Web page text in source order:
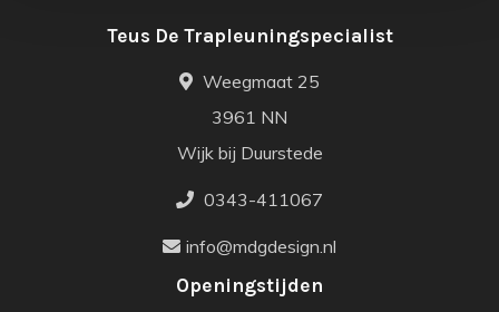
Teus De Trapleuningspecialist
Weegmaat 25
3961 NN
Wijk bij Duurstede
0343-411067
info@mdgdesign.nl
Openingstijden